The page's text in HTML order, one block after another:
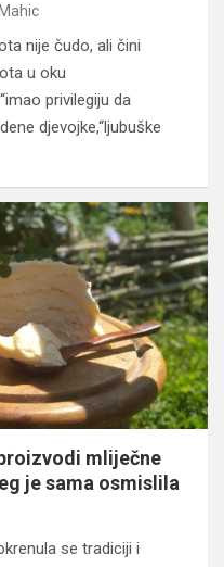
nije čudo, ali čini
u oku
privilegiju da
djevojke,“ljubuške
mliječne
je sama osmislila
se tradiciji i